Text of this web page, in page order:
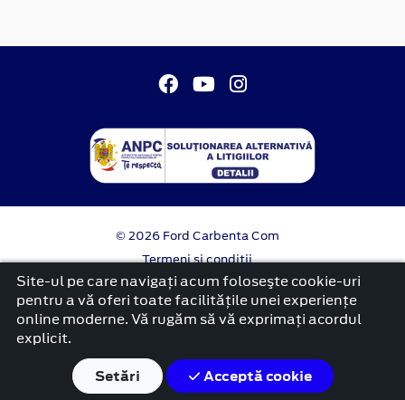
© 2026 Ford Carbenta Com
Termeni si conditii
Confidentialitate
Politica cookies
platformă dezvoltată de Workleto
Site-ul pe care navigați acum foloseşte cookie-uri
pentru a vă oferi toate facilitățile unei experiențe
online moderne. Vă rugăm să vă exprimați acordul
explicit.
Setări
Acceptă cookie